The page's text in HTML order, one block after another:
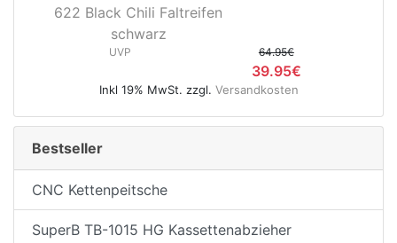
622 Black Chili Faltreifen
schwarz
UVP 64.95€
39.95€
Inkl 19% MwSt. zzgl. Versandkosten
Bestseller
CNC Kettenpeitsche
SuperB TB-1015 HG Kassettenabzieher